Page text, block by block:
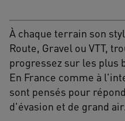
À chaque terrain son
Route, Gravel ou VTT,
progressez sur les plus
En France comme à
sont pensés pour
d'évasion et de grand